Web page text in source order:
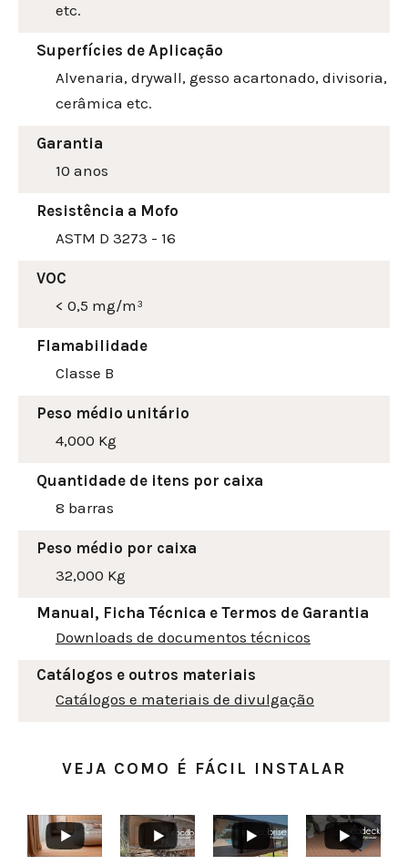
etc.
Superfícies de Aplicação
Alvenaria, drywall, gesso acartonado, divisoria,
cerâmica etc.
Garantia
10 anos
Resistência a Mofo
ASTM D 3273 - 16
VOC
< 0,5 mg/m³
Flamabilidade
Classe B
Peso médio unitário
4,000 Kg
Quantidade de itens por caixa
8 barras
Peso médio por caixa
32,000 Kg
Manual, Ficha Técnica e Termos de Garantia
Downloads de documentos técnicos
Catálogos e outros materiais
Catálogos e materiais de divulgação
VEJA COMO É FÁCIL INSTALAR